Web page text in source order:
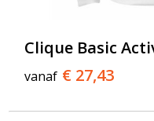
Clique Basic
vanaf € 27,43